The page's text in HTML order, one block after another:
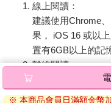
線上閱讀：
建議使用Chrome
果， iOS 16 或以
置有6GB以上的記
離線閱讀：
安裝電子書APP後
※ 本商品會員日滿額金幣